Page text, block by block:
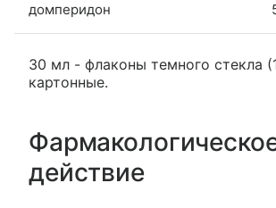
домперидон
30 мл - флаконы темного стекла
картонные.
действие